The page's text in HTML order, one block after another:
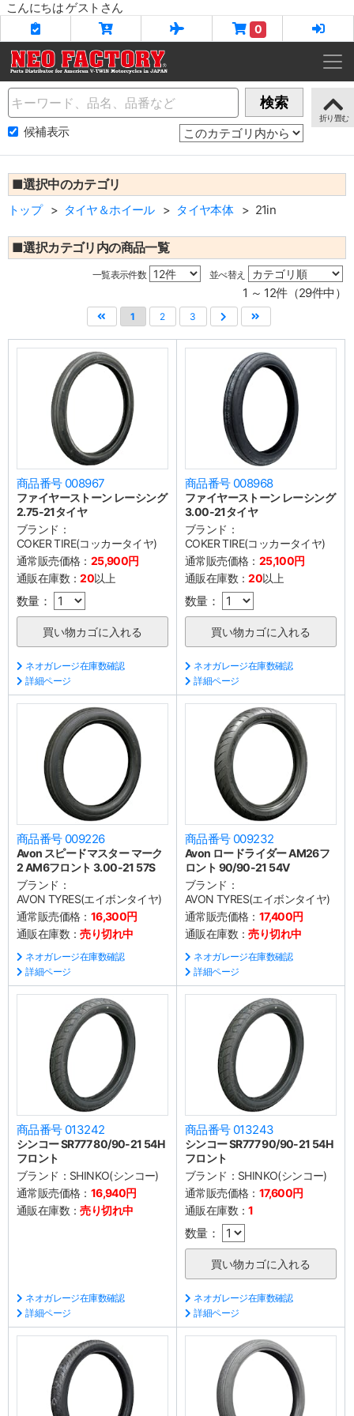
こんにちは ゲストさん
0
Name 検索
候補表示
■選択中のカテゴリ
トップ タイヤ＆ホイール タイヤ本体 21in
■選択カテゴリ内の商品一覧
一覧表示件数 並べ替え
1 ～ 12件（29件中）
1 2 3
商品番号 008967
ファイヤーストーン レーシング
2.75-21タイヤ
ブランド：
COKER TIRE(コッカータイヤ)
通常販売価格： 25,900円
通販在庫数：20以上
数量：
ネオガレージ在庫数確認
詳細ページ
商品番号 008968
ファイヤーストーン レーシング
3.00-21タイヤ
ブランド：
COKER TIRE(コッカータイヤ)
通常販売価格： 25,100円
通販在庫数：20以上
数量：
ネオガレージ在庫数確認
詳細ページ
商品番号 009226
Avon スピードマスター マーク
2 AM6フロント 3.00-21 57S
ブランド：
AVON TYRES(エイボンタイヤ)
通常販売価格： 16,300円
通販在庫数：売り切れ中
ネオガレージ在庫数確認
詳細ページ
商品番号 009232
Avon ロードライダー AM26フ
ロント 90/90-21 54V
ブランド：
AVON TYRES(エイボンタイヤ)
通常販売価格： 17,400円
通販在庫数：売り切れ中
ネオガレージ在庫数確認
詳細ページ
商品番号 013242
シンコー SR777 80/90-21 54H
フロント
ブランド： SHINKO(シンコー)
通常販売価格： 16,940円
通販在庫数：売り切れ中
ネオガレージ在庫数確認
詳細ページ
商品番号 013243
シンコー SR777 90/90-21 54H
フロント
ブランド： SHINKO(シンコー)
通常販売価格： 17,600円
通販在庫数：1
数量：
ネオガレージ在庫数確認
詳細ページ